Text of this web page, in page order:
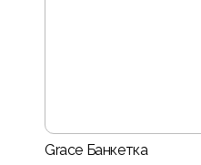
Grace Банкетка